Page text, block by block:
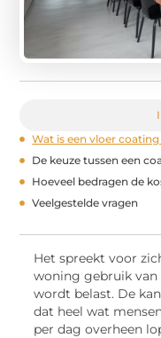
Wat is een vloer
De keuze tussen een
Hoeveel bedragen de
Veelgestelde vragen
Het spreekt voor
woning gebruik
wordt belast. De
dat heel wat
per dag overheen